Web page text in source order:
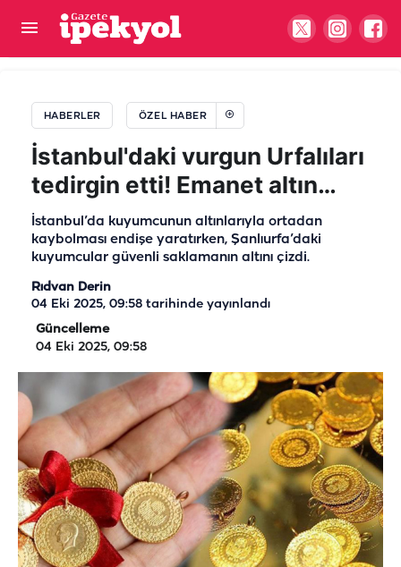
HABERLER ÖZEL HABER
İstanbul'daki vurgun Urfalıları
tedirgin etti! Emanet altın…
İstanbul’da kuyumcunun altınlarıyla ortadan
kaybolması endişe yaratırken, Şanlıurfa’daki
kuyumcular güvenli saklamanın altını çizdi.
Rıdvan Derin
04 Eki 2025, 09:58 tarihinde yayınlandı
Güncelleme
04 Eki 2025, 09:58
Şanlıurfalı avukat tasarruf ile cimrilik arasındaki
başlar?